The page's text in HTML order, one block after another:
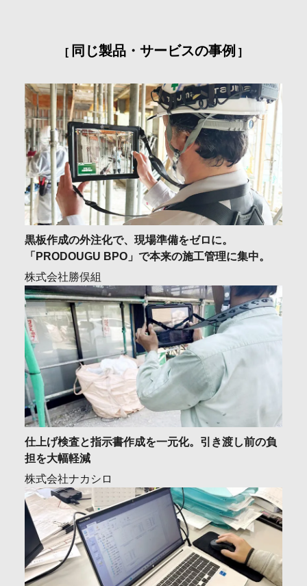
同じ製品・サービスの事例
黒板作成の外注化で、現場準備をゼロに。
「PRODOUGU BPO」で本来の施工管理に集中。
株式会社勝俣組
仕上げ検査と指示書作成を一元化。引き渡し前の負
担を大幅軽減
株式会社ナカシロ